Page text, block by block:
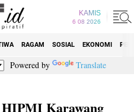
KAMIS
6 08 2026
RAGAM SOSIAL EKONOMI
Powered by Translate
Karawang